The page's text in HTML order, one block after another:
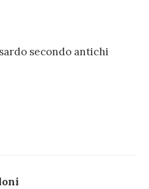
secondo antichi